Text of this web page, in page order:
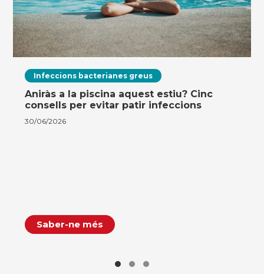
Infeccions bacterianes greus
Aniràs a la piscina aquest estiu? Cinc
consells per evitar patir infeccions
30/06/2026
Saber-ne més